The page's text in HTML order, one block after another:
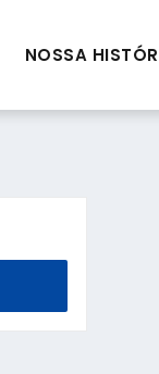
NOSSA